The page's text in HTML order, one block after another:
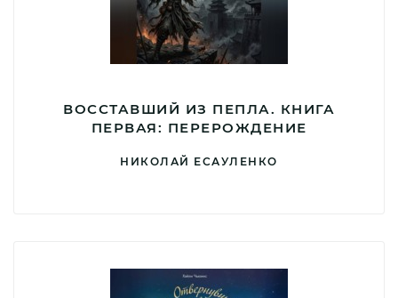
ВОССТАВШИЙ ИЗ ПЕПЛА. КНИГА
ПЕРВАЯ: ПЕРЕРОЖДЕНИЕ
НИКОЛАЙ ЕСАУЛЕНКО